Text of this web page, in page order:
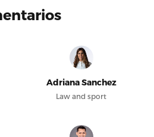
Adriana Sanchez
Law and sport